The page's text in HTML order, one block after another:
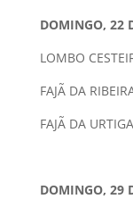
DOMINGO, 22
LOMBO
FAJÃ DA
FAJÃ DA